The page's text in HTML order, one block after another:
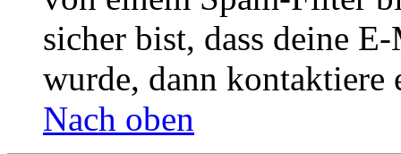
sicher bist, dass deine
wurde, dann kontaktiere
Nach oben